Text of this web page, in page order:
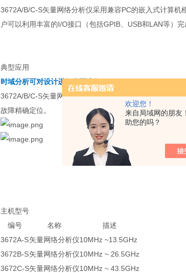
欢迎您！
来自局域网的朋友
助您的吗？
3672A/B/C-S矢量网络分析仪采用兼容PC的嵌入式计算
户可以利用丰富的I/O接口（包括GPIB、USB和LAN等）完
典型应用
时域分析可对设计进行全面表征
3672A/B/C-S矢量网络分析仪可通过配置时域测量选件实
故障精确定位。
主机型号
编号
名称
描述
3672A-S矢量网络分析仪10MHz ~13.5GHz
3672B-S矢量网络分析仪10MHz ~ 26.5GHz
3672C-S矢量网络分析仪10MHz ~ 43.5GHz